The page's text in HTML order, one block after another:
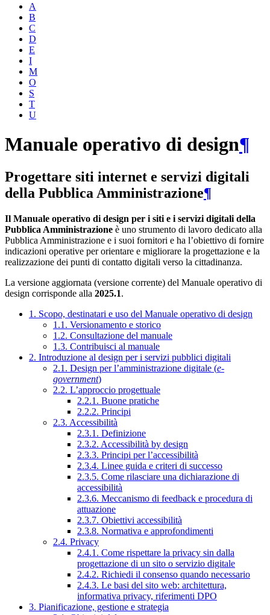
A
B
C
D
E
I
M
O
S
T
U
Manuale operativo di design¶
Progettare siti internet e servizi digitali
della Pubblica Amministrazione¶
Il Manuale operativo di design per i siti e i servizi digitali della
Pubblica Amministrazione è uno strumento di lavoro dedicato alla
Pubblica Amministrazione e i suoi fornitori e ha l’obiettivo di fornire
indicazioni operative per orientare e migliorare la progettazione e la
realizzazione dei punti di contatto digitali verso la cittadinanza.
La versione aggiornata (versione corrente) del Manuale operativo di
design corrisponde alla 2025.1.
1. Scopo, destinatari e uso del Manuale operativo di design
1.1. Versionamento e storico
1.2. Consultazione del manuale
1.3. Contribuisci al manuale
2. Introduzione al design per i servizi pubblici digitali
2.1. Design per l’amministrazione digitale (e-
government)
2.2. L’approccio progettuale
2.2.1. Buone pratiche
2.2.2. Principi
2.3. Accessibilità
2.3.1. Definizione
2.3.2. Accessibilità by design
2.3.3. Principi per l’accessibilità
2.3.4. Linee guida e criteri di successo
2.3.5. Come rilasciare una dichiarazione di
accessibilità
2.3.6. Meccanismo di feedback e procedura di
attuazione
2.3.7. Obiettivi accessibilità
2.3.8. Normativa e approfondimenti
2.4. Privacy
2.4.1. Come rispettare la privacy sin dalla
progettazione di un sito o servizio digitale
2.4.2. Richiedi il consenso quando necessario
2.4.3. Le basi del sito web: architettura,
informativa privacy, riferimenti DPO
3. Pianificazione, gestione e strategia